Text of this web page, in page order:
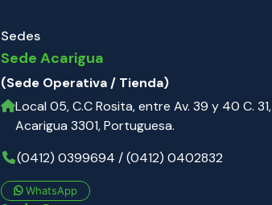
Sedes
Sede Acarigua
(Sede Operativa / Tienda)
Local 05, C.C Rosita, entre Av. 39 y 40 C. 31,
Acarigua 3301, Portuguesa.
(0412) 0399694 / (0412) 0402832
WhatsApp